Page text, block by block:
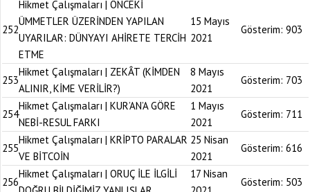
252
Hikmet Çalışmaları | ÖNCEKİ
ÜMMETLER ÜZERİNDEN YAPILAN
UYARILAR: DÜNYAYI AHİRETE TERCİH
ETME
15 Mayıs
2021
Gösterim: 903
253
Hikmet Çalışmaları | ZEKÂT (KİMDEN
ALINIR, KİME VERİLİR?)
8 Mayıs
2021
Gösterim: 703
254
Hikmet Çalışmaları | KUR’AN’A GÖRE
NEBİ-RESUL FARKI
1 Mayıs
2021
Gösterim: 711
255
Hikmet Çalışmaları | KRİPTO PARALAR
VE BİTCOİN
25 Nisan
2021
Gösterim: 616
256
Hikmet Çalışmaları | ORUÇ İLE İLGİLİ
17 Nisan
Gösterim: 503